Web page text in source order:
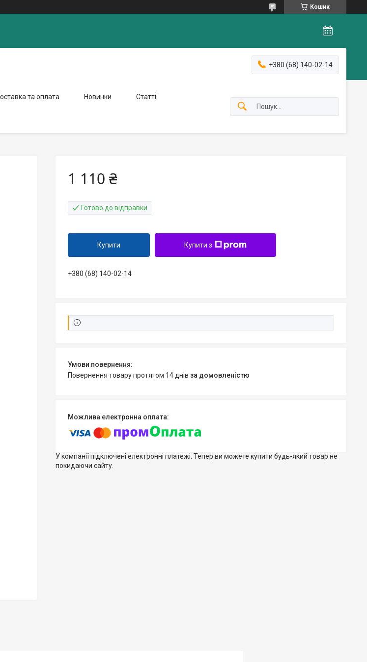
Кошик
+380 (68) 140-02-14
та оплата Новинки Статті
1 110 ₴
Готово до відправки
Купити Купити з
+380 (68) 140-02-14
повернення товару протягом 14 днів за домовленістю
У компанії підключені електронні платежі. Тепер ви можете купити будь-який товар не
покидаючи сайту.